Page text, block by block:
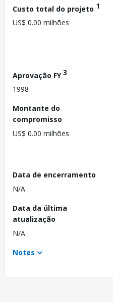
Custo total do projeto 1
US$ 0.00 milhões
Aprovação FY3
1998
Montante do
compromisso
US$ 0.00 milhões
Data de encerramento
N/A
Data da última
atualização
N/A
Notes